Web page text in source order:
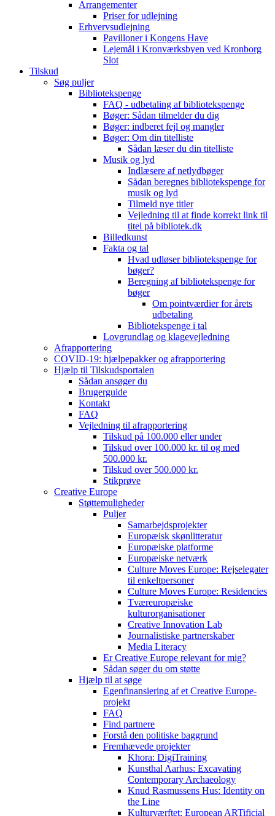
Arrangementer
Priser for udlejning
Erhvervsudlejning
Pavilloner i Kongens Have
Lejemål i Kronværksbyen ved Kronborg
Slot
Tilskud
Søg puljer
Bibliotekspenge
FAQ - udbetaling af bibliotekspenge
Bøger: Sådan tilmelder du dig
Bøger: indberet fejl og mangler
Bøger: Om din titelliste
Sådan læser du din titelliste
Musik og lyd
Indlæsere af netlydbøger
Sådan beregnes bibliotekspenge for
musik og lyd
Tilmeld nye titler
Vejledning til at finde korrekt link til
titel på bibliotek.dk
Billedkunst
Fakta og tal
Hvad udløser bibliotekspenge for
bøger?
Beregning af bibliotekspenge for
bøger
Om pointværdier for årets
udbetaling
Bibliotekspenge i tal
Lovgrundlag og klagevejledning
Afrapportering
COVID-19: hjælpepakker og afrapportering
Hjælp til Tilskudsportalen
Sådan ansøger du
Brugerguide
Kontakt
FAQ
Vejledning til afrapportering
Tilskud på 100.000 eller under
Tilskud over 100.000 kr. til og med
500.000 kr.
Tilskud over 500.000 kr.
Stikprøve
Creative Europe
Støttemuligheder
Puljer
Samarbejdsprojekter
Europæisk skønlitteratur
Europæiske platforme
Europæiske netværk
Culture Moves Europe: Rejselegater
til enkeltpersoner
Culture Moves Europe: Residencies
Tværeuropæiske
kulturorganisationer
Creative Innovation Lab
Journalistiske partnerskaber
Media Literacy
Er Creative Europe relevant for mig?
Sådan søger du om støtte
Hjælp til at søge
Egenfinansiering af et Creative Europe-
projekt
FAQ
Find partnere
Forstå den politiske baggrund
Fremhævede projekter
Khora: DigiTraining
Kunsthal Aarhus: Excavating
Contemporary Archaeology
Knud Rasmussens Hus: Identity on
the Line
Kulturværftet: European ARTificial